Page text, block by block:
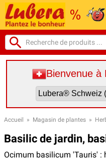
Bienvenue
Accueil » Magasin de plantes »
Basilic de jardin,
Ocimum basilicum 'Tauris' :